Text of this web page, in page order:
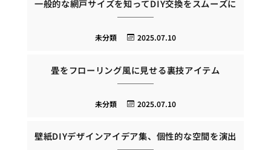
一般的な網戸サイズを知ってDIY交換をスムーズに
2025.07.10
未分類
畳をフローリング風に見せる裏技アイテム
2025.07.10
未分類
壁紙DIYデザインアイデア集、個性的な空間を演出